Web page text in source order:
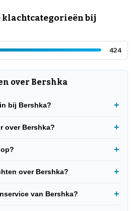
klachtcategorieën bij
424
over Bershka
bij Bershka?
over Bershka?
over Bershka?
van Bershka?